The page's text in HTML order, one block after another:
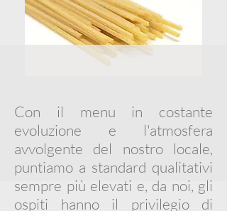
Con il menu in costante
evoluzione e l'atmosfera
avvolgente del nostro locale,
puntiamo a standard qualitativi
sempre più elevati e, da noi, gli
ospiti hanno il privilegio di